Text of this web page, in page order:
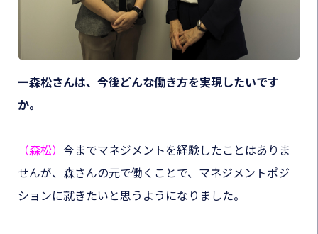
ー森松さんは、今後どんな働き方を実現したいです
か。
（森松） 今までマネジメントを経験したことはありま
せんが、森さんの元で働くことで、マネジメントポジ
ションに就きたいと思うようになりました。